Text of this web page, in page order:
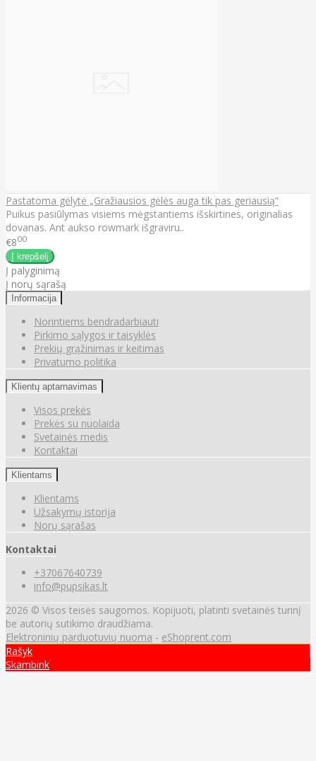
Pastatoma gėlytė „Gražiausios gėlės auga tik pas geriausią“
Puikus pasiūlymas visiems mėgstantiems išskirtines, originalias
dovanas. Ant aukso rowmark išgraviru..
€800
Į palyginimą
Į norų sąrašą
Informacija
Norintiems bendradarbiauti
Pirkimo sąlygos ir taisyklės
Prekių grąžinimas ir keitimas
Privatumo politika
Klientų aptarnavimas
Visos prekės
Prekės su nuolaida
Svetainės medis
Kontaktai
Klientams
Klientams
Užsakymų istorija
Norų sąrašas
Kontaktai
+37067640739
info@pupsikas.lt
2026 © Visos teisės saugomos. Kopijuoti, platinti svetainės turinį
be autorių sutikimo draudžiama.
Elektroninių parduotuvių nuoma - eShoprent.com
Rašyk
Skambink